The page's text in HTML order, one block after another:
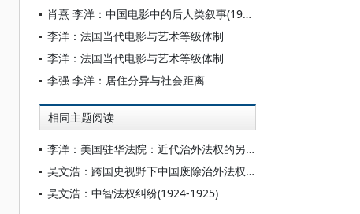
肖熹 李洋：中国电影中的后人类叙事(1986-1992)
李洋：法国当代电影与艺术等级体制
李洋：法国当代电影与艺术等级体制
李强 李洋：居住分异与社会距离
相同主题阅读
李洋：美国驻华法院：近代治外法权的另一重实践
吴文浩：跨国史视野下中国废除治外法权的历程（1919—1931）
吴文浩：中智法权纠纷(1924-1925)